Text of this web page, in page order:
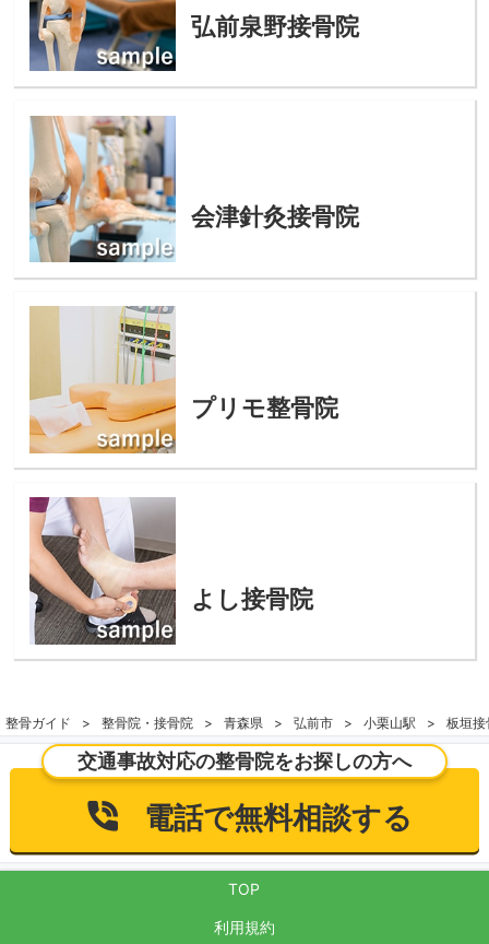
弘前泉野接骨院
会津針灸接骨院
プリモ整骨院
よし接骨院
整骨ガイド 整骨院・接骨院 青森県 弘前市 小栗山駅 板垣接
交通事故対応の整骨院をお探しの方へ
電話で無料相談する
TOP
利用規約